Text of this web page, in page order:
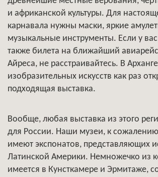
и африканской культуры. Для
карнавала нужны маски, яркие
музыкальные инструменты. Если у
также билета на ближайший
Айреса, не расстраивайтесь. В
изобразительных искусств как раз
подходящая выставка.
Вообще, любая выставка из этого
для России. Наши музеи, к
имеют экспонатов, представляющих
Латинской Америки. Немножечко из
имеется в Кунсткамере и Эрмитаже,